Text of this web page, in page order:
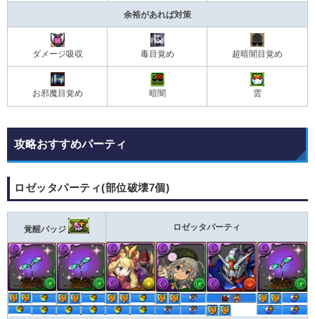
余裕があれば対策
ダメージ吸収 毒目覚め 超暗闇目覚め
お邪魔目覚め 暗闇 雲
攻略おすすめパーティ
ロゼッタパーティ(部位破壊7個)
覚醒バッジ ロゼッタパーティ